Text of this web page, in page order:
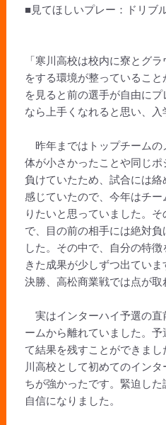
■見てほしいプレー：ドリブ
「寒川高校は校内に寮とグ
をする環境が整っているこ
を見ると前の選手が自由に
なら上手くなれると思い、入
昨年まではトップチームの
体が小さかったことや同じ
負けていたため、試合には
感じていたので、今年はチ
りたいと思っていました。
で、目の前の相手には絶対
した。その中で、自分の特
きた成果が少しずつ出てい
決勝、高松商業戦では点が取
実はインターハイ予選の直
ームから離れていました。
て結果を残すことができま
川高校として初めてのイン
ちが強かったです。緊迫し
自信になりました。